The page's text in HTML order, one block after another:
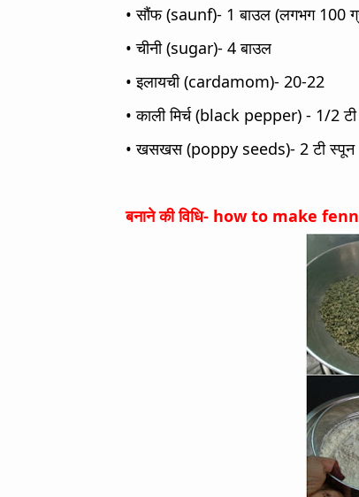
• सौंफ (saunf)- 1 बाउल (लगभग 100
• चीनी (sugar)- 4 बाउल
• इलायची (cardamom)- 20-22
• काली मिर्च (black pepper) - 1/2
• खसखस‌ (poppy seeds)- 2 टी स्पून
बनाने की विधि- how to make